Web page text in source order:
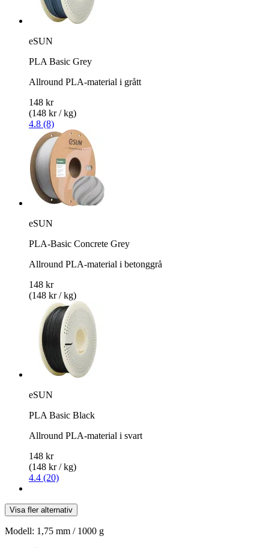
eSUN
PLA Basic Grey
Allround PLA-material i grått
148 kr
(148 kr / kg)
4.8 (8)
eSUN
PLA-Basic Concrete Grey
Allround PLA-material i betonggrå
148 kr
(148 kr / kg)
eSUN
PLA Basic Black
Allround PLA-material i svart
148 kr
(148 kr / kg)
4.4 (20)
Visa fler alternativ
Modell: 1,75 mm / 1000 g